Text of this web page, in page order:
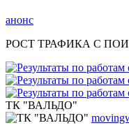
анонс
РОСТ ТРАФИКА С
ТК "ВАЛЬДО"